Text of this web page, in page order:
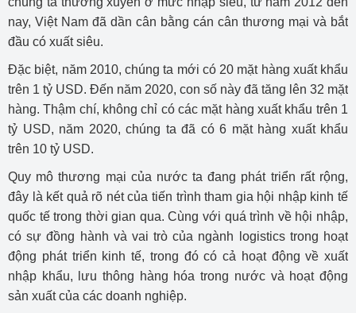
nay, Việt Nam đã dần cân bằng cán cân thương mại và bắt
đầu có xuất siêu.
Đặc biệt, năm 2010, chúng ta mới có 20 mặt hàng xuất khẩu
trên 1 tỷ USD. Đến năm 2020, con số này đã tăng lên 32 mặt
hàng. Thậm chí, không chỉ có các mặt hàng xuất khẩu trên 1
tỷ USD, năm 2020, chúng ta đã có 6 mặt hàng xuất khẩu
trên 10 tỷ USD.
Quy mô thương mại của nước ta đang phát triển rất rộng,
đây là kết quả rõ nét của tiến trình tham gia hội nhập kinh tế
quốc tế trong thời gian qua. Cùng với quá trình về hội nhập,
có sự đồng hành và vai trò của ngành logistics trong hoạt
động phát triển kinh tế, trong đó có cả hoạt động về xuất
nhập khẩu, lưu thông hàng hóa trong nước và hoạt động
sản xuất của các doanh nghiệp.